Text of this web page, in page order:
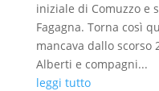
iniziale di Comuzzo e
Fagagna. Torna così
mancava dallo scorso
Alberti e compagni...
leggi tutto